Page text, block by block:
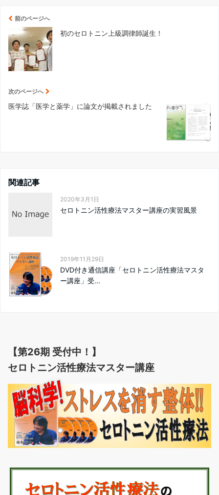
前のページへ
初のセロトニン上級調律師誕生！
次のページへ
医学誌「医学と薬学」に論文が掲載されました
関連記事
2020年3月1日
セロトニン活性療法マスター講座の実習風景
2019年11月29日
DVD付き通信講座「セロトニン活性療法マスタ
ー講座」受...
【第26期 受付中！】
セロトニン活性療法マスター講座